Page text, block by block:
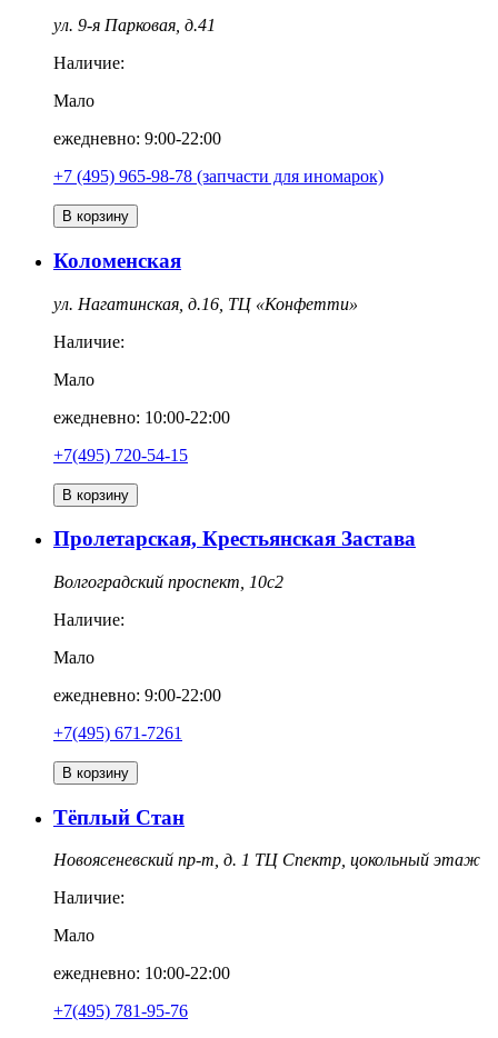
ул. 9-я Парковая, д.41
Наличие:
Мало
ежедневно: 9:00-22:00
+7 (495) 965-98-78 (запчасти для иномарок)
В корзину
Коломенская
ул. Нагатинская, д.16, ТЦ «Конфетти»
Наличие:
Мало
ежедневно: 10:00-22:00
+7(495) 720-54-15
В корзину
Пролетарская, Крестьянская Застава
Волгоградский проспект, 10с2
Наличие:
Мало
ежедневно: 9:00-22:00
+7(495) 671-7261
В корзину
Тёплый Стан
Новоясеневский пр-т, д. 1 ТЦ Спектр, цокольный этаж
Наличие:
Мало
ежедневно: 10:00-22:00
+7(495) 781-95-76